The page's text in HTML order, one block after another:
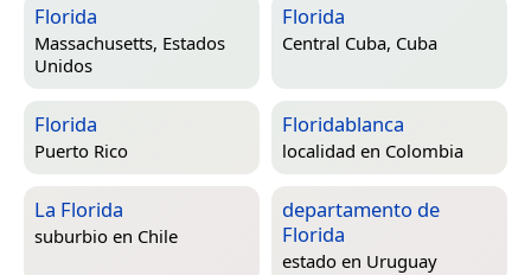
Florida
Massachusetts, Estados
Unidos
Florida
Central Cuba, Cuba
Florida
Puerto Rico
Floridablanca
localidad en Colombia
La Florida
suburbio en Chile
departamento de
Florida
estado en Uruguay